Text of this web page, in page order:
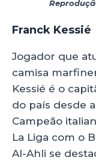
Franck Kessié
Jogador que
camisa
Kessié é o
do país desde
Campeão
La Liga com o
Al-Ahli se